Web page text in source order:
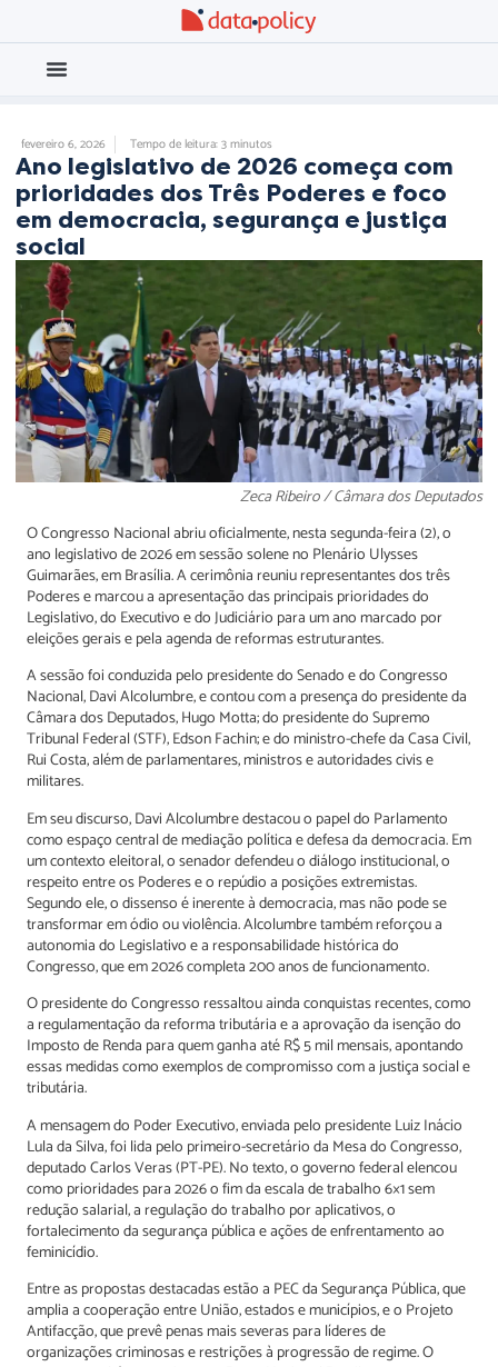
fevereiro 6, 2026 Tempo de leitura: 3 minutos
Ano legislativo de 2026 começa com
prioridades dos Três Poderes e foco
em democracia, segurança e justiça
social
Zeca Ribeiro / Câmara dos Deputados
O Congresso Nacional abriu oficialmente, nesta segunda-feira (2), o
ano legislativo de 2026 em sessão solene no Plenário Ulysses
Guimarães, em Brasília. A cerimônia reuniu representantes dos três
Poderes e marcou a apresentação das principais prioridades do
Legislativo, do Executivo e do Judiciário para um ano marcado por
eleições gerais e pela agenda de reformas estruturantes.
A sessão foi conduzida pelo presidente do Senado e do Congresso
Nacional, Davi Alcolumbre, e contou com a presença do presidente da
Câmara dos Deputados, Hugo Motta; do presidente do Supremo
Tribunal Federal (STF), Edson Fachin; e do ministro-chefe da Casa Civil,
Rui Costa, além de parlamentares, ministros e autoridades civis e
militares.
Em seu discurso, Davi Alcolumbre destacou o papel do Parlamento
como espaço central de mediação política e defesa da democracia. Em
um contexto eleitoral, o senador defendeu o diálogo institucional, o
respeito entre os Poderes e o repúdio a posições extremistas.
Segundo ele, o dissenso é inerente à democracia, mas não pode se
transformar em ódio ou violência. Alcolumbre também reforçou a
autonomia do Legislativo e a responsabilidade histórica do
Congresso, que em 2026 completa 200 anos de funcionamento.
O presidente do Congresso ressaltou ainda conquistas recentes, como
a regulamentação da reforma tributária e a aprovação da isenção do
Imposto de Renda para quem ganha até R$ 5 mil mensais, apontando
essas medidas como exemplos de compromisso com a justiça social e
tributária.
A mensagem do Poder Executivo, enviada pelo presidente Luiz Inácio
Lula da Silva, foi lida pelo primeiro-secretário da Mesa do Congresso,
deputado Carlos Veras (PT-PE). No texto, o governo federal elencou
como prioridades para 2026 o fim da escala de trabalho 6×1 sem
redução salarial, a regulação do trabalho por aplicativos, o
fortalecimento da segurança pública e ações de enfrentamento ao
feminicídio.
Entre as propostas destacadas estão a PEC da Segurança Pública, que
amplia a cooperação entre União, estados e municípios, e o Projeto
Antifacção, que prevê penas mais severas para líderes de
organizações criminosas e restrições à progressão de regime. O